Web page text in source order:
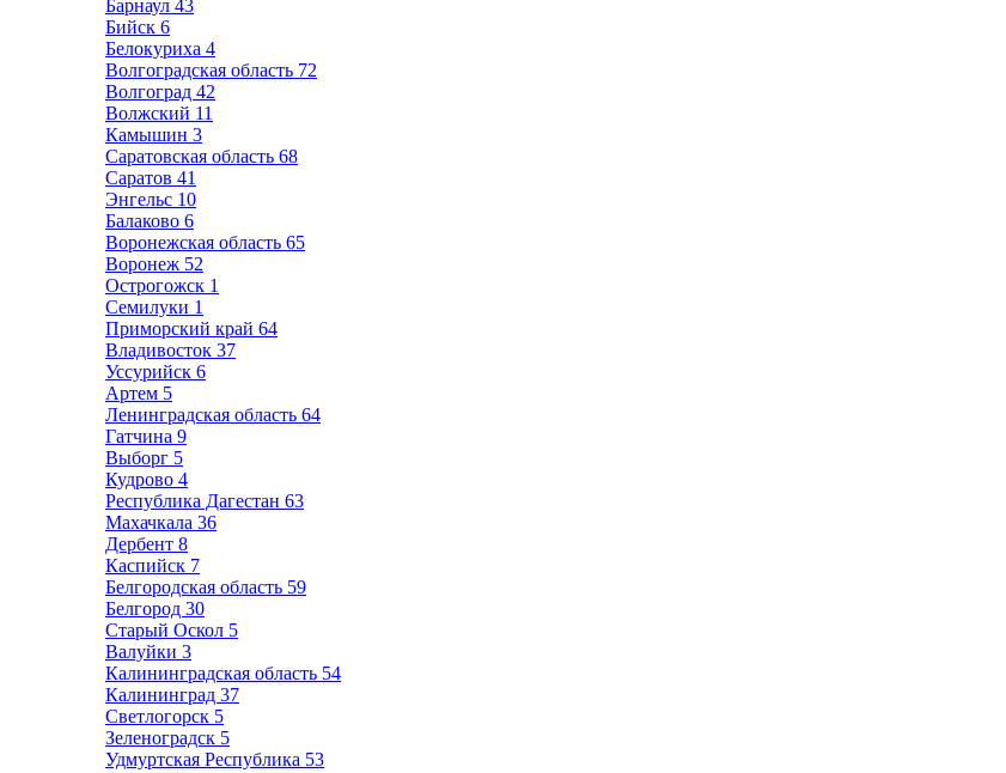
Барнаул 43
Бийск 6
Белокуриха 4
Волгоградская область 72
Волгоград 42
Волжский 11
Камышин 3
Саратовская область 68
Саратов 41
Энгельс 10
Балаково 6
Воронежская область 65
Воронеж 52
Острогожск 1
Семилуки 1
Приморский край 64
Владивосток 37
Уссурийск 6
Артем 5
Ленинградская область 64
Гатчина 9
Выборг 5
Кудрово 4
Республика Дагестан 63
Махачкала 36
Дербент 8
Каспийск 7
Белгородская область 59
Белгород 30
Старый Оскол 5
Валуйки 3
Калининградская область 54
Калининград 37
Светлогорск 5
Зеленоградск 5
Удмуртская Республика 53